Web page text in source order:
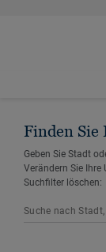
Finden
Geben Sie Stadt
Verändern Sie Ihre
Suchfilter löschen: